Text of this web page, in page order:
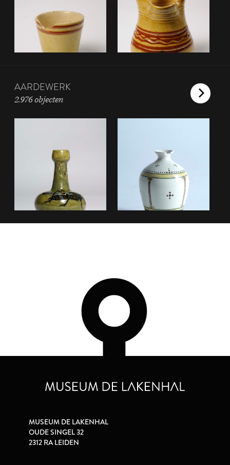
AARDEWERK
2.976 objecten
MUSEUM DE LAKENHAL
OUDE SINGEL 32
2312 RA LEIDEN